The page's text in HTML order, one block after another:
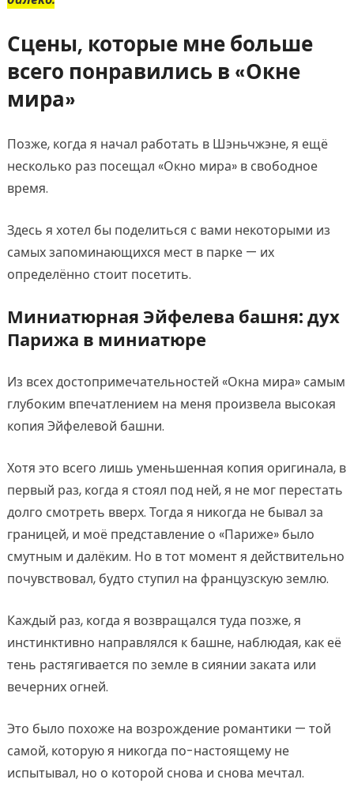
Сцены, которые мне больше
всего понравились в «Окне
мира»
Позже, когда я начал работать в Шэньчжэне, я ещё
несколько раз посещал «Окно мира» в свободное
время.
Здесь я хотел бы поделиться с вами некоторыми из
самых запоминающихся мест в парке — их
определённо стоит посетить.
Миниатюрная Эйфелева башня: дух
Парижа в миниатюре
Из всех достопримечательностей «Окна мира» самым
глубоким впечатлением на меня произвела высокая
копия Эйфелевой башни.
Хотя это всего лишь уменьшенная копия оригинала, в
первый раз, когда я стоял под ней, я не мог перестать
долго смотреть вверх. Тогда я никогда не бывал за
границей, и моё представление о «Париже» было
смутным и далёким. Но в тот момент я действительно
почувствовал, будто ступил на французскую землю.
Каждый раз, когда я возвращался туда позже, я
инстинктивно направлялся к башне, наблюдая, как её
тень растягивается по земле в сиянии заката или
вечерних огней.
Это было похоже на возрождение романтики — той
самой, которую я никогда по-настоящему не
испытывал, но о которой снова и снова мечтал.